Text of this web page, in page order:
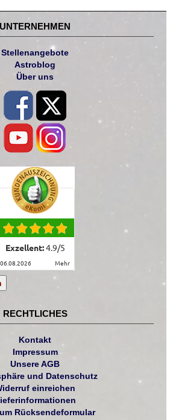
UNTERNEHMEN
Stellenangebote
Astroblog
Über uns
Exzellent:4.9/5
06.08.2026 mehr
RECHTLICHES
Kontakt
Impressum
Unsere AGB
und Datenschutz
einreichen
Rücksendeformular